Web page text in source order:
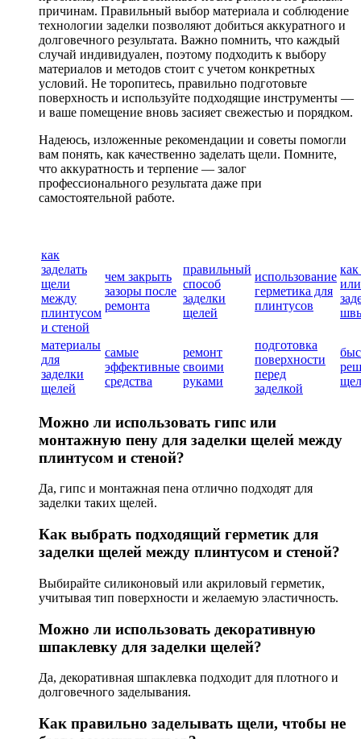
причинам. Правильный выбор материала и соблюдение
технологии заделки позволяют добиться аккуратного и
долговечного результата. Важно помнить, что каждый
случай индивидуален, поэтому подходить к выбору
материалов и методов стоит с учетом конкретных
условий. Не торопитесь, правильно подготовьте
поверхность и используйте подходящие инструменты —
и ваше помещение вновь засияет свежестью и порядком.
Надеюсь, изложенные рекомендации и советы помогли
вам понять, как качественно заделать щели. Помните,
что аккуратность и терпение — залог
профессионального результата даже при
самостоятельной работе.
как
заделать
щели
между
плинтусом
и стеной
чем закрыть
зазоры после
ремонта
правильный
способ
заделки
щелей
использование
герметика для
плинтусов
или
материалы
для
заделки
щелей
самые
эффективные
средства
ремонт
своими
руками
подготовка
поверхности
перед
заделкой
Можно ли использовать гипс или
монтажную пену для заделки щелей между
плинтусом и стеной?
Да, гипс и монтажная пена отлично подходят для
заделки таких щелей.
Как выбрать подходящий герметик для
заделки щелей между плинтусом и стеной?
Выбирайте силиконовый или акриловый герметик,
учитывая тип поверхности и желаемую эластичность.
Можно ли использовать декоративную
шпаклевку для заделки щелей?
Да, декоративная шпаклевка подходит для плотного и
долговечного заделывания.
Как правильно заделывать щели, чтобы не